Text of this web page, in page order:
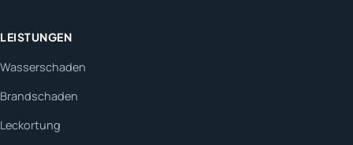
LEISTUNGEN
Wasserschaden
Brandschaden
Leckortung